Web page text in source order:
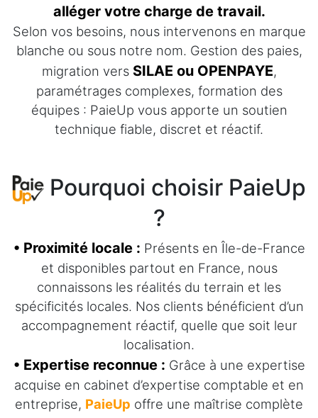
alléger votre charge de travail.
Selon vos besoins, nous intervenons en marque
blanche ou sous notre nom. Gestion des paies,
migration vers SILAE ou OPENPAYE,
paramétrages complexes, formation des
équipes : PaieUp vous apporte un soutien
technique fiable, discret et réactif.
Pourquoi choisir PaieUp
?
• Proximité locale : Présents en Île-de-France
et disponibles partout en France, nous
connaissons les réalités du terrain et les
spécificités locales. Nos clients bénéficient d’un
accompagnement réactif, quelle que soit leur
localisation.
• Expertise reconnue : Grâce à une expertise
acquise en cabinet d’expertise comptable et en
entreprise, PaieUp offre une maîtrise complète